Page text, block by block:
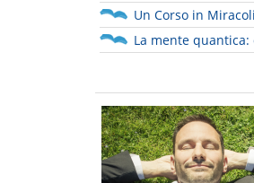
Un Corso in
La mente